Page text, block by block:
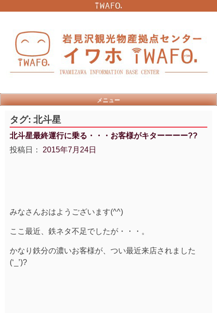
メニュー
タグ: 北斗星
北斗星最終運行に乗る・・・お客様がキターーーー??
投稿日： 2015年7月24日
みなさんおはようございます(^^)
ここ最近、鉄ネタ不足でしたが・・・。
かなり鉄分の濃いお客様が、つい最近来店されました
(‘_’)?